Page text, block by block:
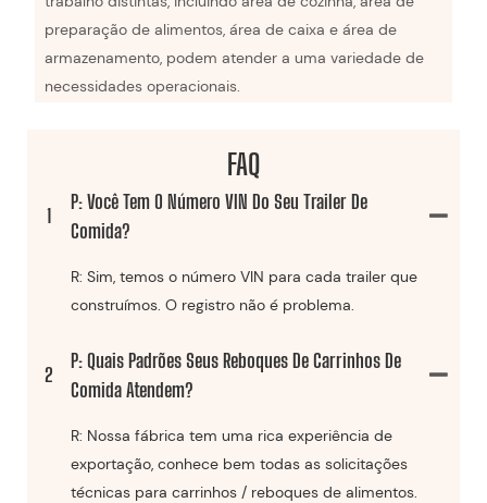
preparação de alimentos, área de caixa e área de
armazenamento, podem atender a uma variedade de
necessidades operacionais.
FAQ
1
P: Você Tem O Número VIN Do Seu Trailer De
Comida?
R: Sim, temos o número VIN para cada trailer que
construímos. O registro não é problema.
2
P: Quais Padrões Seus Reboques De Carrinhos De
Comida Atendem?
R: Nossa fábrica tem uma rica experiência de
exportação, conhece bem todas as solicitações
técnicas para carrinhos / reboques de alimentos.